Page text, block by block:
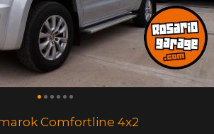
Comfortline 4x2